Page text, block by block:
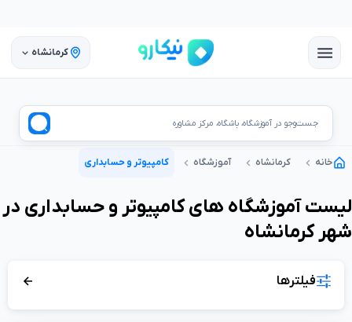
کرمانشاه
جست‌وجو در آموزشگاه، باشگاه، مرکز مشاوره
خانه کرمانشاه آموزشگاه کامپیوتر و حسابداری
لیستآموزشگاه هایکامپیوتر و حسابداری در
شهرکرمانشاه
فیلترها